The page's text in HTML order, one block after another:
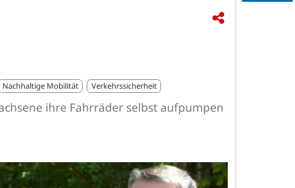
Nachhaltige Mobilität Verkehrssicherheit
ihre Fahrräder selbst aufpumpen